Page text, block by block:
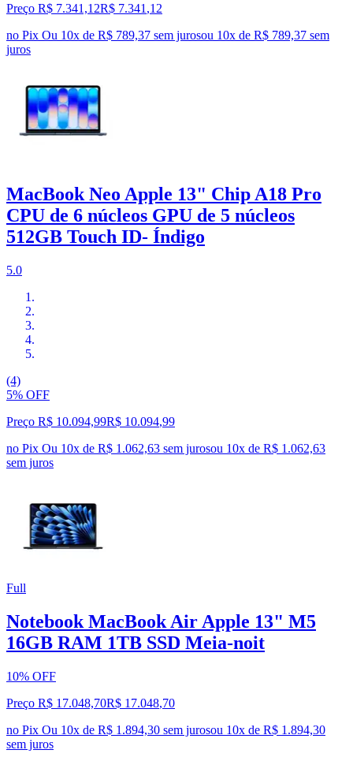
Preço R$ 7.341,12R$ 7.341 ,12
no Pix Ou 10x de R$ 789,37 sem jurosou 10x de R$ 789,37 sem
juros
MacBook Neo Apple 13" Chip A18 Pro
CPU de 6 núcleos GPU de 5 núcleos
512GB Touch ID- Índigo
5.0
(4)
5% OFF
Preço R$ 10.094,99R$ 10.094,99
no Pix Ou 10x de R$ 1.062,63 sem jurosou 10x de R$ 1.062,63
sem juros
Full
Notebook MacBook Air Apple 13" M5
16GB RAM 1TB SSD Meia‑noit
10% OFF
Preço R$ 17.048,70R$ 17.048,70
no Pix Ou 10x de R$ 1.894,30 sem jurosou 10x de R$ 1.894,30
sem juros